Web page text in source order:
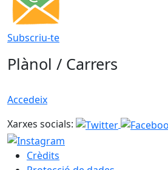
Subscriu-te
Plànol / Carrers
Accedeix
Xarxes socials:
Crèdits